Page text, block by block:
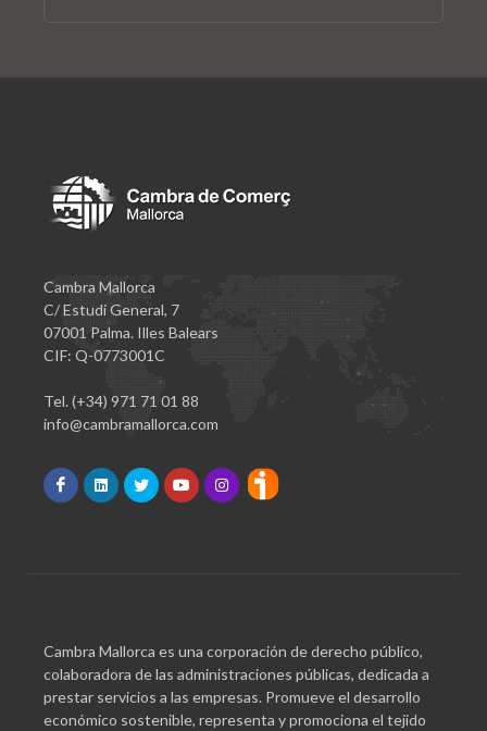
Cambra Mallorca
C/ Estudi General, 7
07001 Palma. Illes Balears
CIF: Q-0773001C
Tel. (+34) 971 71 01 88
info@cambramallorca.com
Cambra Mallorca es una corporación de derecho público,
colaboradora de las administraciones públicas, dedicada a
prestar servicios a las empresas. Promueve el desarrollo
económico sostenible, representa y promociona el tejido